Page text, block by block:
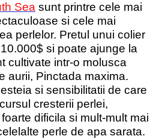
Sea sunt printre cele mai
si cele mai
perlelor. Pretul unui colier
si poate ajunge la
cultivate intr-o molusca
aurii, Pinctada maxima.
si sensibilitatii de care
cresterii perlei,
dificila si mult-mult mai
perle de apa sarata.